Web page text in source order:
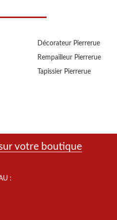
Décorateur Pierrerue
Rempailleur Pierrerue
Tapissier Pierrerue
votre boutique
: